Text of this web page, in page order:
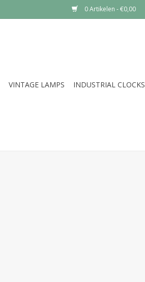
0 Artikelen - €0,00
VINTAGE LAMPS INDUSTRIAL CLOCKS